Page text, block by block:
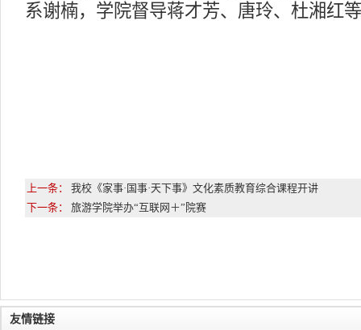
系谢楠，学院督导蒋才芳、唐玲、杜湘红
上一条： 我校《家事·国事·天下事》文化素质教育综合课程开讲
下一条： 旅游学院举办“互联网＋”院赛
友情链接